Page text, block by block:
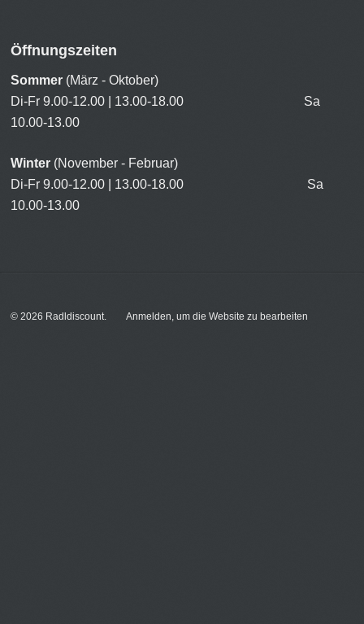
Öffnungszeiten
Sommer (März - Oktober)
Di-Fr 9.00-12.00 | 13.00-18.00 Sa
10.00-13.00
Winter (November - Februar)
Di-Fr 9.00-12.00 | 13.00-18.00 Sa
10.00-13.00
© 2026 Radldiscount Anmelden, um die Website zu bearbeiten